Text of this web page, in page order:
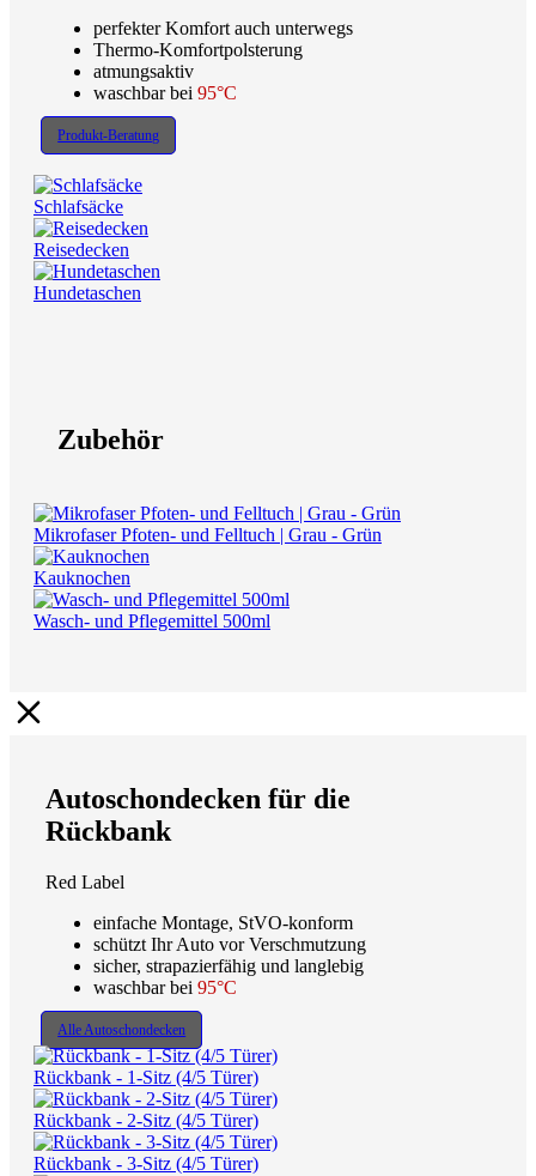
perfekter Komfort auch unterwegs
Thermo-Komfortpolsterung
atmungsaktiv
waschbar bei 95°C
Produkt-Beratung
Schlafsäcke
Reisedecken
Hundetaschen
Zubehör
Mikrofaser Pfoten- und Felltuch | Grau - Grün
Kauknochen
Wasch- und Pflegemittel 500ml
Autoschondecken für die
Rückbank
Red Label
einfache Montage, StVO-konform
schützt Ihr Auto vor Verschmutzung
sicher, strapazierfähig und langlebig
waschbar bei 95°C
Alle Autoschondecken
Rückbank - 1-Sitz (4/5 Türer)
Rückbank - 2-Sitz (4/5 Türer)
Rückbank - 3-Sitz (4/5 Türer)